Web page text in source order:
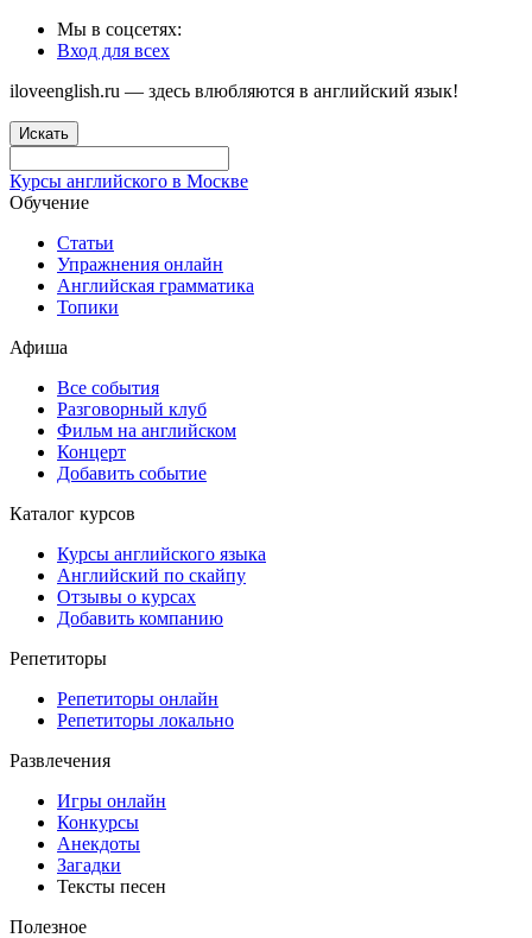
Мы в соцсетях:
Вход для всех
iloveenglish.ru — здесь влюбляются в английский язык!
Искать
Курсы английского в Москве
Обучение
Статьи
Упражнения онлайн
Английская грамматика
Топики
Афиша
Все события
Разговорный клуб
Фильм на английском
Концерт
Добавить событие
Каталог курсов
Курсы английского языка
Английский по скайпу
Отзывы о курсах
Добавить компанию
Репетиторы
Репетиторы онлайн
Репетиторы локально
Развлечения
Игры онлайн
Конкурсы
Анекдоты
Загадки
Тексты песен
Полезное